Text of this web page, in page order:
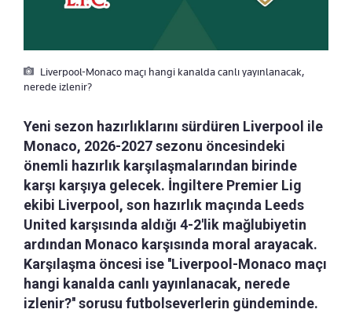
Liverpool-Monaco maçı hangi kanalda canlı yayınlanacak,
nerede izlenir?
Yeni sezon hazırlıklarını sürdüren Liverpool ile
Monaco, 2026-2027 sezonu öncesindeki
önemli hazırlık karşılaşmalarından birinde
karşı karşıya gelecek. İngiltere Premier Lig
ekibi Liverpool, son hazırlık maçında Leeds
United karşısında aldığı 4-2'lik mağlubiyetin
ardından Monaco karşısında moral arayacak.
Karşılaşma öncesi ise ''Liverpool-Monaco maçı
hangi kanalda canlı yayınlanacak, nerede
izlenir?'' sorusu futbolseverlerin gündeminde.